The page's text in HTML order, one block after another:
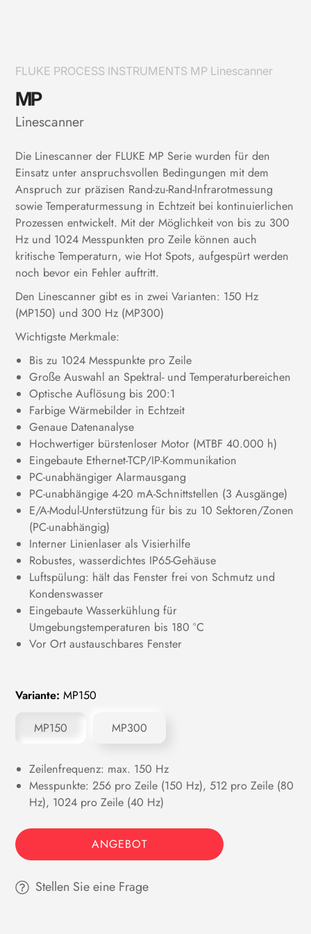
FLUKE PROCESS INSTRUMENTS MP Linescanner
MP
Linescanner
Die Linescanner der FLUKE MP Serie wurden für den
Einsatz unter anspruchsvollen Bedingungen mit dem
Anspruch zur präzisen Rand-zu-Rand-Infrarotmessung
sowie Temperaturmessung in Echtzeit bei kontinuierlichen
Prozessen entwickelt. Mit der Möglichkeit von bis zu 300
Hz und 1024 Messpunkten pro Zeile können auch
kritische Temperaturn, wie Hot Spots, aufgespürt werden
noch bevor ein Fehler auftritt.
Den Linescanner gibt es in zwei Varianten: 150 Hz
(MP150) und 300 Hz (MP300)
Wichtigste Merkmale:
Bis zu 1024 Messpunkte pro Zeile
Große Auswahl an Spektral- und Temperaturbereichen
Optische Auflösung bis 200:1
Farbige Wärmebilder in Echtzeit
Genaue Datenanalyse
Hochwertiger bürstenloser Motor (MTBF 40.000 h)
Eingebaute Ethernet-TCP/IP-Kommunikation
PC-unabhängiger Alarmausgang
PC-unabhängige 4-20 mA-Schnittstellen (3 Ausgänge)
E/A-Modul-Unterstützung für bis zu 10 Sektoren/Zonen
(PC-unabhängig)
Interner Linienlaser als Visierhilfe
Robustes, wasserdichtes IP65-Gehäuse
Luftspülung: hält das Fenster frei von Schmutz und
Kondenswasser
Eingebaute Wasserkühlung für
Umgebungstemperaturen bis 180 °C
Vor Ort austauschbares Fenster
Variante: MP150
MP150 MP300
Zeilenfrequenz: max. 150 Hz
Messpunkte: 256 pro Zeile (150 Hz), 512 pro Zeile (80
Hz), 1024 pro Zeile (40 Hz)
ANGEBOT
Stellen Sie eine Frage